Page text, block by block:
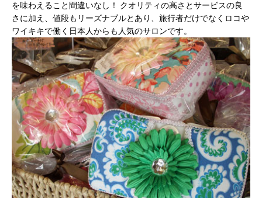
を味わえること間違いなし！ クオリティの高さとサービスの良
さに加え、値段もリーズナブルとあり、旅行者だけでなくロコや
ワイキキで働く日本人からも人気のサロンです。